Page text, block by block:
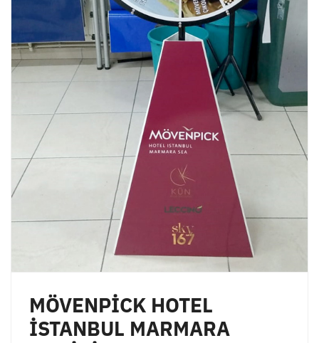
MÖVENPİCK HOTEL
İSTANBUL MARMARA